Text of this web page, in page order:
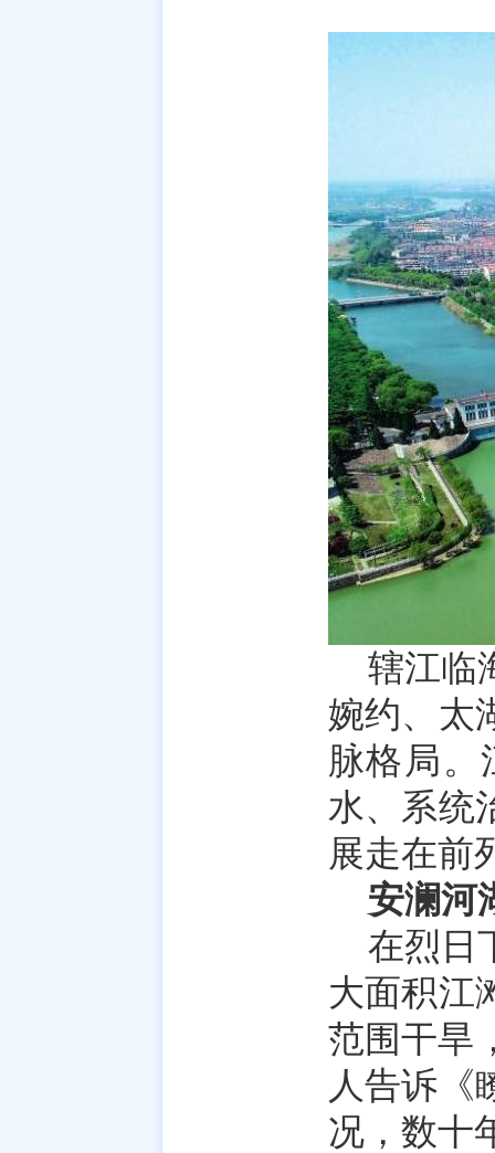
辖江临
婉约、太
脉格局。
水、系统
展走在前
安澜河
在烈日
大面积江
范围干旱
人告诉《
况，数十